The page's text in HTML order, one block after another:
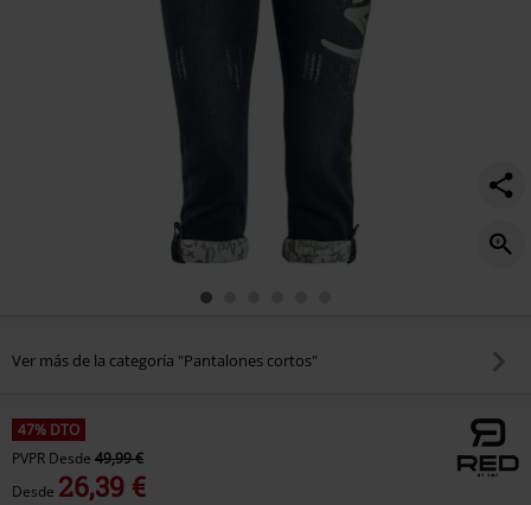
Ver más de la categoría "Pantalones cortos"
47% DTO
PVPR Desde 49,99 €
Desde 26,39 €